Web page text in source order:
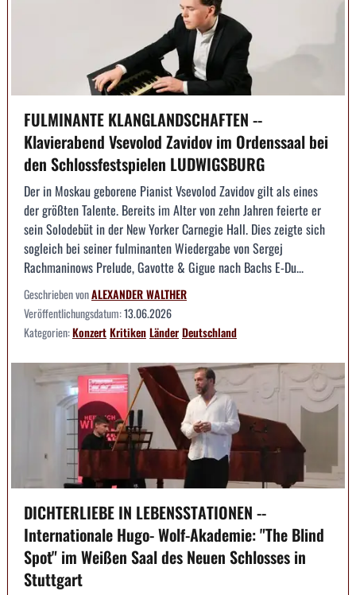
FULMINANTE KLANGLANDSCHAFTEN --
Klavierabend Vsevolod Zavidov im Ordenssaal bei
den Schlossfestspielen LUDWIGSBURG
Der in Moskau geborene Pianist Vsevolod Zavidov gilt als eines
der größten Talente. Bereits im Alter von zehn Jahren feierte er
sein Solodebüt in der New Yorker Carnegie Hall. Dies zeigte sich
sogleich bei seiner fulminanten Wiedergabe von Sergej
Rachmaninows Prelude, Gavotte & Gigue nach Bachs E-Du...
Geschrieben vonALEXANDER WALTHER
Veröffentlichungsdatum:13.06.2026
Kategorien:KonzertKritikenLänderDeutschland
DICHTERLIEBE IN LEBENSSTATIONEN --
Internationale Hugo- Wolf-Akademie: "The Blind
Spot" im Weißen Saal des Neuen Schlosses in
Stuttgart